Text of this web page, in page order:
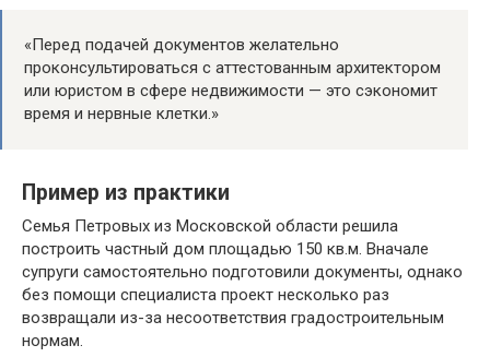
«Перед подачей документов желательно
проконсультироваться с аттестованным архитектором
или юристом в сфере недвижимости — это сэкономит
время и нервные клетки.»
Пример из практики
Семья Петровых из Московской области решила
построить частный дом площадью 150 кв.м. Вначале
супруги самостоятельно подготовили документы, однако
без помощи специалиста проект несколько раз
возвращали из-за несоответствия градостроительным
нормам.